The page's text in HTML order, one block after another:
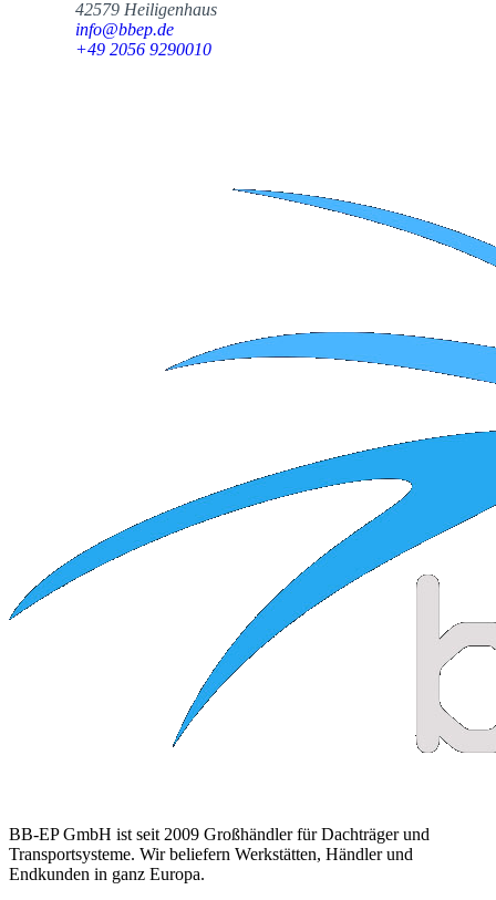
42579 Heiligenhaus
info@bbep.de
+49 2056 9290010
BB-EP GmbH ist seit 2009 Großhändler für Dachträger und
Transportsysteme. Wir beliefern Werkstätten, Händler und
Endkunden in ganz Europa.